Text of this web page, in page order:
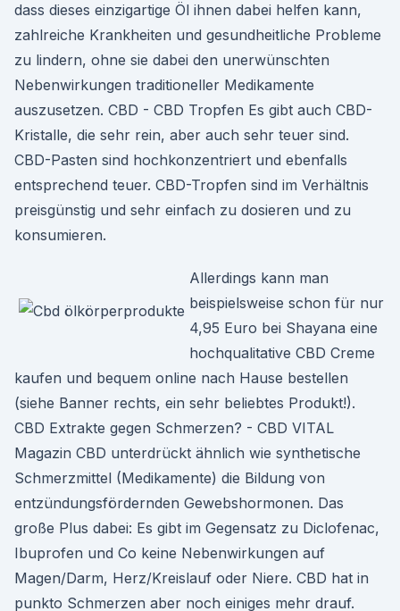
dass dieses einzigartige Öl ihnen dabei helfen kann,
zahlreiche Krankheiten und gesundheitliche Probleme
zu lindern, ohne sie dabei den unerwünschten
Nebenwirkungen traditioneller Medikamente
auszusetzen. CBD - CBD Tropfen Es gibt auch CBD-
Kristalle, die sehr rein, aber auch sehr teuer sind.
CBD-Pasten sind hochkonzentriert und ebenfalls
entsprechend teuer. CBD-Tropfen sind im Verhältnis
preisgünstig und sehr einfach zu dosieren und zu
konsumieren.
Allerdings kann man
beispielsweise schon für nur
4,95 Euro bei Shayana eine
hochqualitative CBD Creme
kaufen und bequem online nach Hause bestellen
(siehe Banner rechts, ein sehr beliebtes Produkt!).
CBD Extrakte gegen Schmerzen? - CBD VITAL
Magazin CBD unterdrückt ähnlich wie synthetische
Schmerzmittel (Medikamente) die Bildung von
entzündungsfördernden Gewebshormonen. Das
große Plus dabei: Es gibt im Gegensatz zu Diclofenac,
Ibuprofen und Co keine Nebenwirkungen auf
Magen/Darm, Herz/Kreislauf oder Niere. CBD hat in
punkto Schmerzen aber noch einiges mehr drauf.